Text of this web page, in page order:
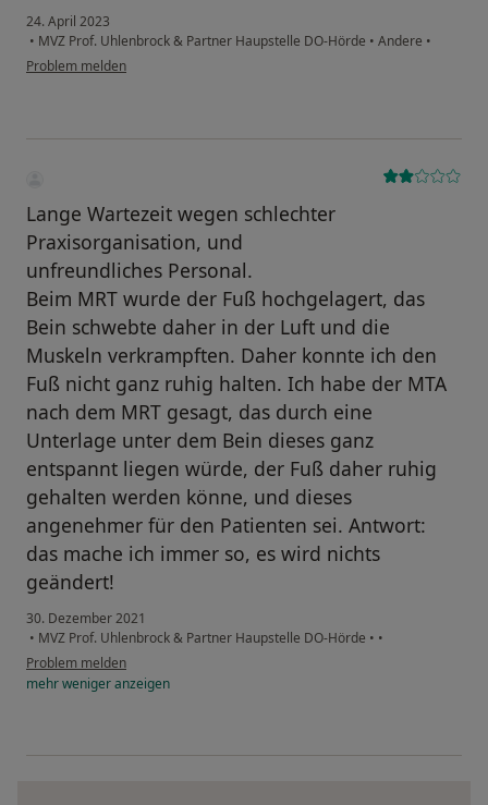
24. April 2023
• MVZ Prof. Uhlenbrock & Partner Haupstelle DO-Hörde • Andere •
Problem melden
Lange Wartezeit wegen schlechter
Praxisorganisation, und
unfreundliches Personal.
Beim MRT wurde der Fuß hochgelagert, das
Bein schwebte daher in der Luft und die
Muskeln verkrampften. Daher konnte ich den
Fuß nicht ganz ruhig halten. Ich habe der MTA
nach dem MRT gesagt, das durch eine
Unterlage unter dem Bein dieses ganz
entspannt liegen würde, der Fuß daher ruhig
gehalten werden könne, und dieses
angenehmer für den Patienten sei. Antwort:
das mache ich immer so, es wird nichts
geändert!
30. Dezember 2021
• MVZ Prof. Uhlenbrock & Partner Haupstelle DO-Hörde • •
Problem melden
mehrwenigeranzeigen